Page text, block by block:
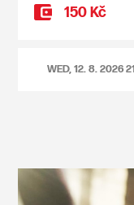
150 Kč
WED, 12. 8. 2026